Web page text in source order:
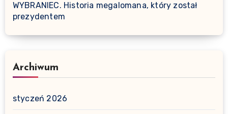
WYBRANIEC. Historia megalomana, który został
prezydentem
Archiwum
styczeń 2026